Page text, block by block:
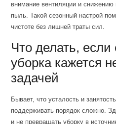
внимание вентиляции и снижению
пыль. Такой сезонный настрой
чистоте без лишней траты сил.
Что делать,
уборка кажется
задачей
Бывает, что усталость и
поддерживать порядок сложно.
и не превращать уборку в